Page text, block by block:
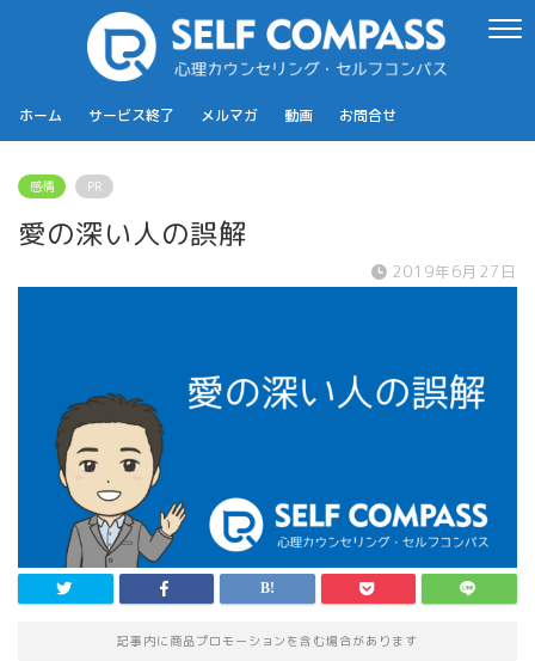
ホーム サービス終了 メルマガ 動画 お問合せ
感情 PR
愛の深い人の誤解
2019年6月27日
記事内に商品プロモーションを含む場合があります